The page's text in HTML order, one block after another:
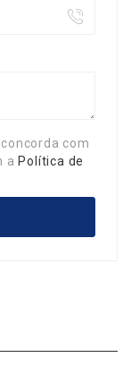
com
a Política de